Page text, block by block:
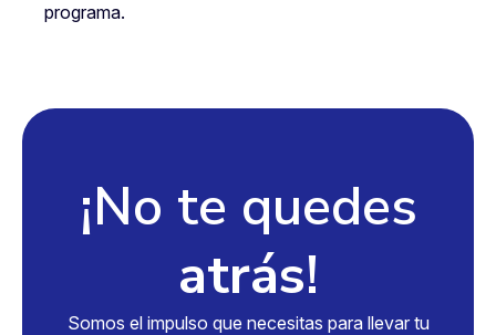
programa.
¡No te quedes
atrás!
Somos el impulso que necesitas para llevar tu